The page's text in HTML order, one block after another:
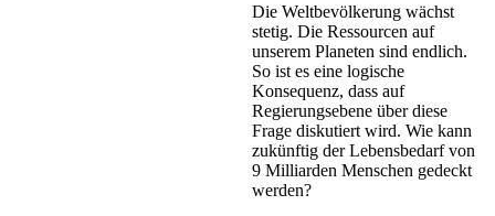
Die Weltbevölkerung wächst
stetig. Die Ressourcen auf
unserem Planeten sind endlich.
So ist es eine logische
Konsequenz, dass auf
Regierungsebene über diese
Frage diskutiert wird. Wie kann
zukünftig der Lebensbedarf von
9 Milliarden Menschen gedeckt
werden?